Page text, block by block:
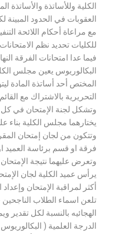
الكلية وللأساتذة والأساتذة
العقوبات في الحدود المبينة
مع مراعاة أحكام اللائحة
للكليات تحديد نظم
فيما عدا امتحانات الفرقة
البكالوريوس يعين مجلس
المختص أحد أساتذة المادة
التحريرية بالاشتراك مع
وتشكل لجنة الإمتحان في
يختارهما مجلس الكلية
وتتكون من لجان إمتحان
فرقة او قسم برئاسة
وتعرض عليهما نتيجة الإمتحان
يرأس عميد الكلية لجان
أكثر لمراقبة الإمتحان وإعداد
تلعن اسماء الطلاب
الهجائيه بالنسبة لكل تقدير
الدرجة العلمية ( البكالوريوس